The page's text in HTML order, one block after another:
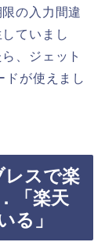
の入力間違
ていまし
、ジェット
ドが使えまし
レスで楽
「楽天
る」